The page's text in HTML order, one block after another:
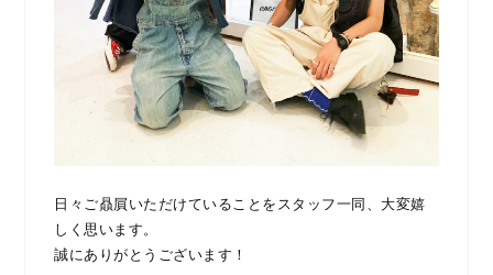
日々ご贔屓いただけていることをスタッフ一同、大変嬉
しく思います。
誠にありがとうございます！